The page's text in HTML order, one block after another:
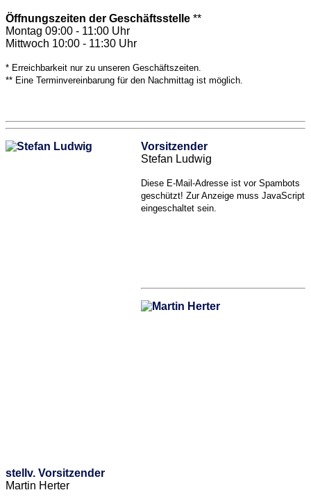
Öffnungszeiten der Geschäftsstelle **
Montag 09:00 - 11:00 Uhr
Mittwoch 10:00 - 11:30 Uhr
* Erreichbarkeit nur zu unseren Geschäftszeiten.
** Eine Terminvereinbarung für den Nachmittag ist möglich.
Vorsitzender
Stefan Ludwig
Diese E-Mail-Adresse ist vor Spambots
geschützt! Zur Anzeige muss JavaScript
eingeschaltet sein.
stellv. Vorsitzender
Martin Herter